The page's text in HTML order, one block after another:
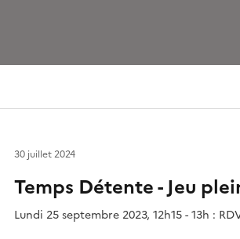
Temps Détente - Jeu
Lundi 25 septembre 2023, 12h15 - 13h :
30 juillet 2024